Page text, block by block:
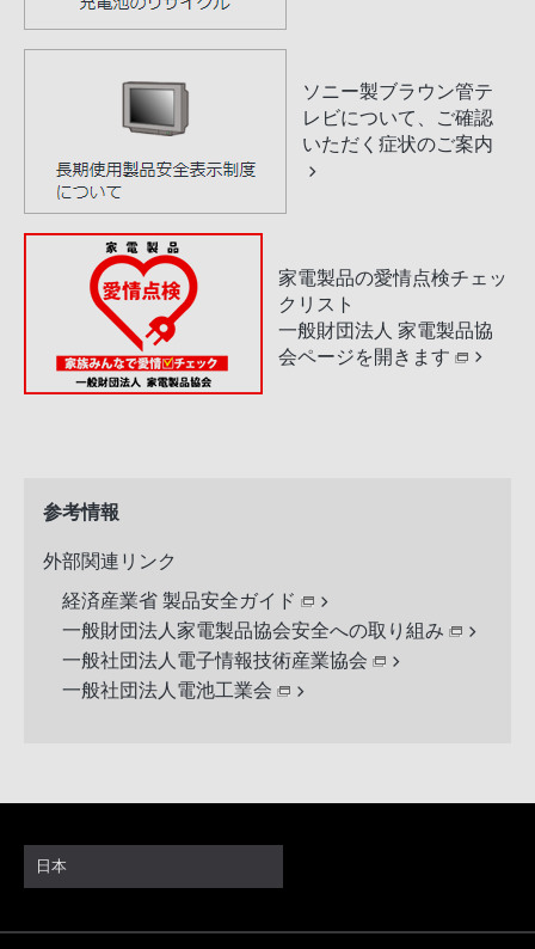
ソニー製ブラウン管テ
レビについて、ご確認
いただく症状のご案内
家電製品の愛情点検チェッ
クリスト
一般財団法人 家電製品協
会ページを開きます
参考情報
外部関連リンク
経済産業省 製品安全ガイド
一般財団法人家電製品協会安全への取り組み
一般社団法人電子情報技術産業協会
一般社団法人電池工業会
日本